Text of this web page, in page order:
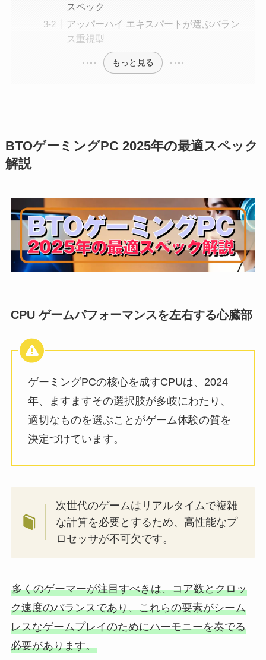
スペック
アッパーハイ エキスパートが選ぶバラン
ス重視型
もっと見る
BTOゲーミングPC 2025年の最適スペック
解説
CPU ゲームパフォーマンスを左右する心臓部
ゲーミングPCの核心を成すCPUは、2024
年、ますますその選択肢が多岐にわたり、
適切なものを選ぶことがゲーム体験の質を
決定づけています。
次世代のゲームはリアルタイムで複雑
な計算を必要とするため、高性能なプ
ロセッサが不可欠です。
多くのゲーマーが注目すべきは、コア数とクロッ
ク速度のバランスであり、これらの要素がシーム
レスなゲームプレイのためにハーモニーを奏でる
必要があります。